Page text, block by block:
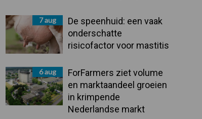
7 aug
De speenhuid: een vaak
onderschatte
risicofactor voor mastitis
6 aug
ForFarmers ziet volume
en marktaandeel groeien
in krimpende
Nederlandse markt